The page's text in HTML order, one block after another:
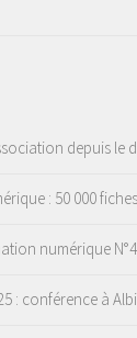
depuis le
: 50 000 fiches
numérique
: conférence à